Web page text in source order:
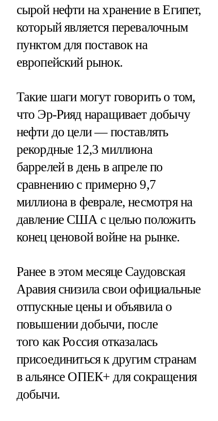
сырой нефти на хранение в Египет,
который является перевалочным
пунктом для поставок на
европейский рынок.
Такие шаги могут говорить о том,
что Эр-Рияд наращивает добычу
нефти до цели — поставлять
рекордные 12,3 миллиона
баррелей в день в апреле по
сравнению с примерно 9,7
миллиона в феврале, несмотря на
давление США с целью положить
конец ценовой войне на рынке.
Ранее в этом месяце Саудовская
Аравия снизила свои официальные
отпускные цены и объявила о
повышении добычи, после
того как Россия отказалась
присоединиться к другим странам
в альянсе ОПЕК+ для сокращения
добычи.